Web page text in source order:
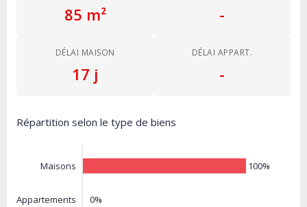
85 m² -
DÉLAI MAISON
17 j
DÉLAI APPART.
-
Répartition selon le type de biens
Maisons
Appartements
100%
0%